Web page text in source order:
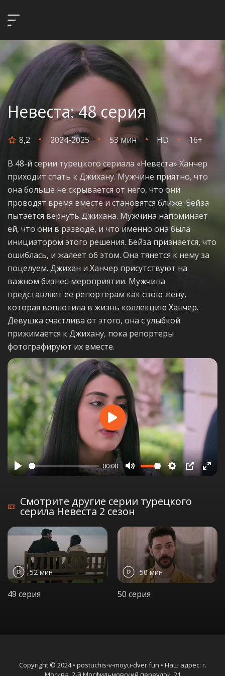
Невеста: 48 серия
8,2 2024-2025 53 мин HD 16+
В 48-й серии турецкого сериала «Невеста» Ханчер
приходит спать к Джихану. Мужчине приятно, что
она больше не скрывается от него, что они
проводят время вместе и становятся ближе. Бейза
пытается вернуть Джихана. Мужчина напоминает
ей, что они в разводе, и что именно она была
инициатором этого решения. Бейза признается, что
ошиблась, и жалеет об этом. Она тянется к нему за
поцелуем. Джихан и Ханчер присутствуют на
важном бизнес-мероприятии. Мужчина
представляет ее репортерам как свою жену,
которая воплотила в жизнь коллекцию Ханчер.
Девушка счастлива от этого, она с улыбкой
прижимается к Джихану, пока репортеры
фотографируют их вместе.
Play
00:00
Mute Settings
PIP
Play
Смотрите другие серии турецкого
серила Невеста 2 сезон
52 мин
49 серия
50 мин
50 серия
Copyright © 2024 • postuchis-v-moyu-dver.fun • Наш адрес: г.